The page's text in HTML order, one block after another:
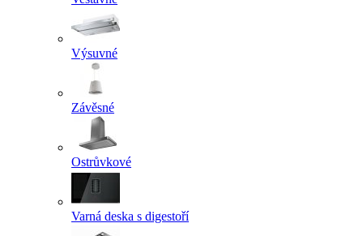
Výsuvné
Závěsné
Ostrůvkové
Varná deska s digestoří